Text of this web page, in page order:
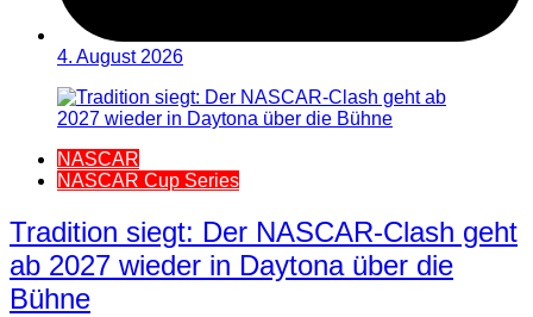
4. August 2026
NASCAR
NASCAR Cup Series
Tradition siegt: Der NASCAR-Clash geht
ab 2027 wieder in Daytona über die
Bühne